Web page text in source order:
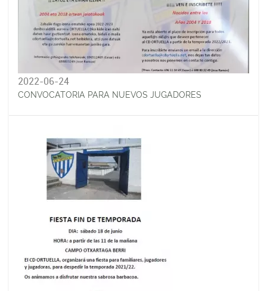
2022-06-24
CONVOCATORIA PARA NUEVOS JUGADORES